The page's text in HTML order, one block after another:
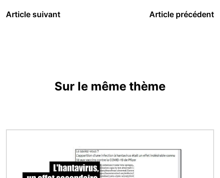
Article suivant Article précédent
Sur le même thème